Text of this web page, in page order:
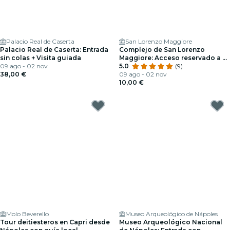
Palacio Real de Caserta
Palacio Real de Caserta: Entrada
sin colas + Visita guiada
09 ago - 02 nov
38,00 €
San Lorenzo Maggiore
Complejo de San Lorenzo
Maggiore: Acceso reservado a La
Neapolis Sotterrada
5.0
(9)
09 ago - 02 nov
10,00 €
Molo Beverello
Tour deitiesteros en Capri desde
Museo Arqueológico de Nápoles
Museo Arqueológico Nacional